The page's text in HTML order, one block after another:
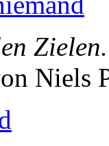
Niels